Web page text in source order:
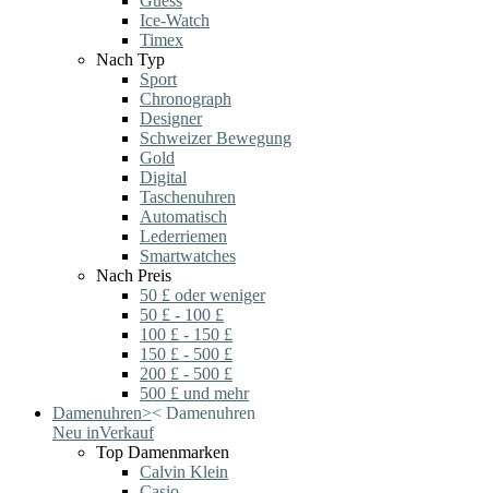
Ice-Watch
Timex
Nach Typ
Sport
Chronograph
Designer
Schweizer Bewegung
Gold
Digital
Taschenuhren
Automatisch
Lederriemen
Smartwatches
Nach Preis
50 £ oder weniger
50 £ - 100 £
100 £ - 150 £
150 £ - 500 £
200 £ - 500 £
500 £ und mehr
Damenuhren>< Damenuhren
Neu inVerkauf
Top Damenmarken
Calvin Klein